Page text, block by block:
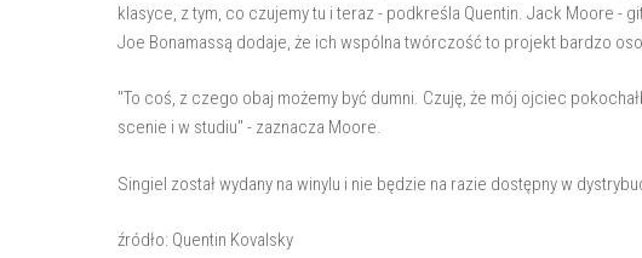
klasyce, z tym, co czujemy tu i teraz - podkreśla Quentin. Jack Moore -
Joe Bonamassą dodaje, że ich wspólna twórczość to projekt bardzo
"To coś, z czego obaj możemy być dumni. Czuję, że mój ojciec
scenie i w studiu" - zaznacza Moore.
Singiel został wydany na winylu i nie będzie na razie dostępny w
źródło: Quentin Kovalsky